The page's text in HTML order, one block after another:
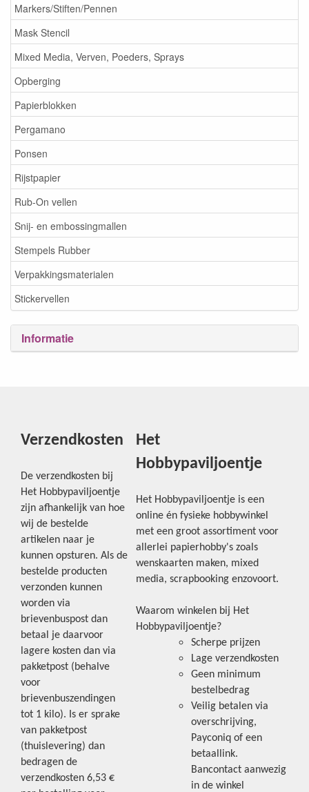
Markers/Stiften/Pennen
Mask Stencil
Mixed Media, Verven, Poeders, Sprays
Opberging
Papierblokken
Pergamano
Ponsen
Rijstpapier
Rub-On vellen
Snij- en embossingmallen
Stempels Rubber
Verpakkingsmaterialen
Stickervellen
Informatie
Verzendkosten
De verzendkosten bij
Het Hobbypaviljoentje
zijn afhankelijk van hoe
wij de bestelde
artikelen naar je
kunnen opsturen. Als de
bestelde producten
verzonden kunnen
worden via
brievenbuspost dan
betaal je daarvoor
lagere kosten dan via
pakketpost (behalve
voor
brievenbuszendingen
tot 1 kilo). Is er sprake
van pakketpost
(thuislevering) dan
bedragen de
verzendkosten 6,53 €
Het
Hobbypaviljoentje
Het Hobbypaviljoentje is een
online én fysieke hobbywinkel
met een groot assortiment voor
allerlei papierhobby's zoals
wenskaarten maken, mixed
media, scrapbooking enzovoort.
Waarom winkelen bij Het
Hobbypaviljoentje?
Scherpe prijzen
Lage verzendkosten
Geen minimum
bestelbedrag
Veilig betalen via
overschrijving,
Payconiq of een
betaallink.
Bancontact aanwezig
in de winkel